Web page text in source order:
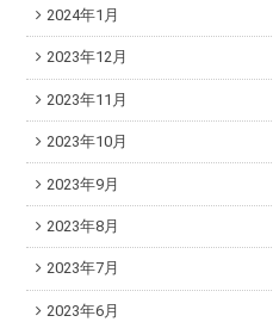
2024年1月
2023年12月
2023年11月
2023年10月
2023年9月
2023年8月
2023年7月
2023年6月